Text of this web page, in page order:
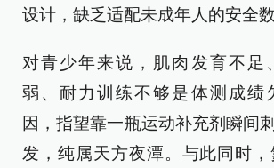
设计，缺乏适配未成年人的安全数
对青少年来说，肌肉发育不足
弱、耐力训练不够是体测成绩
因，指望靠一瓶运动补充剂瞬间
发，纯属天方夜潭。与此同时